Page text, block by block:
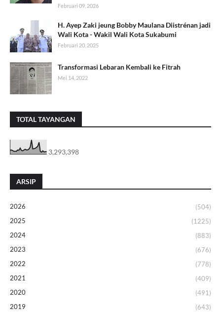
Februari 09, 2026
H. Ayep Zaki jeung Bobby Maulana Diistrénan jadi
Wali Kota - Wakil Wali Kota Sukabumi
Februari 20, 2025
Transformasi Lebaran Kembali ke Fitrah
Mei 14, 2022
TOTAL TAYANGAN
3,293,398
ARSIP
2026
(504)
2025
(1225)
2024
(883)
2023
(676)
2022
(778)
2021
(409)
2020
(491)
2019
(643)